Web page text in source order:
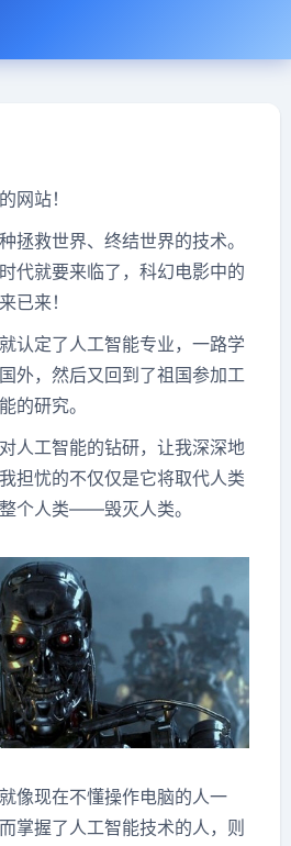
网站！
拯救世界、终结世界的技术。
代就要来临了，科幻电影中的
已来！
认定了人工智能专业，一路学
外，然后又回到了祖国参加工
的研究。
人工智能的钻研，让我深深地
担忧的不仅仅是它将取代人类
个人类——毁灭人类。
像现在不懂操作电脑的人一
掌握了人工智能技术的人，则